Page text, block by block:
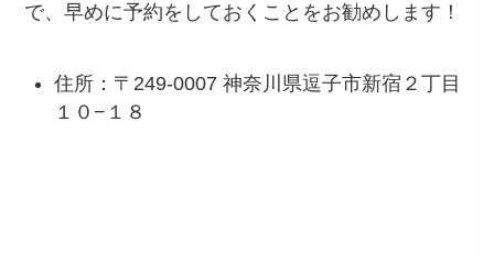
で、早めに予約をしておくことをお勧めします！
住所：〒249-0007 神奈川県逗子市新宿２丁目
１０−１８